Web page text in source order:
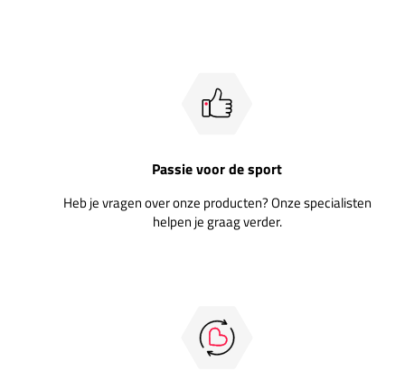
Passie voor de sport
Heb je vragen over onze producten? Onze specialisten
helpen je graag verder.